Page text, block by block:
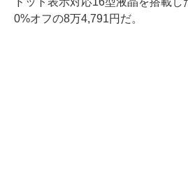
0%オフの8万4,791円だ。